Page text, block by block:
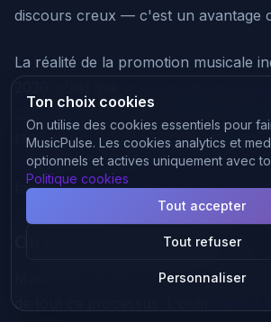
discours creux — c'est un avantage
La réalité de la promotion musicale
compétitif, et le pitch playlist n'est
stratégie plus large qui inclut des
intelligentes, unecompréhension
fait debien timer sa sortie.
Où MusicPulse intervient
MusicPulse a été conçu pour
de tout ce processus. L'outil
Ton choix cookies
On utilise des cookies essentiels pour
MusicPulse. Les cookies analytics et
optionnels et actives uniquement avec
Politique cookies
Personnaliser
Tout refuser
Tout accepter